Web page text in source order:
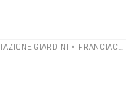
GIARDINI • FRANCIACORTA IN FIORE